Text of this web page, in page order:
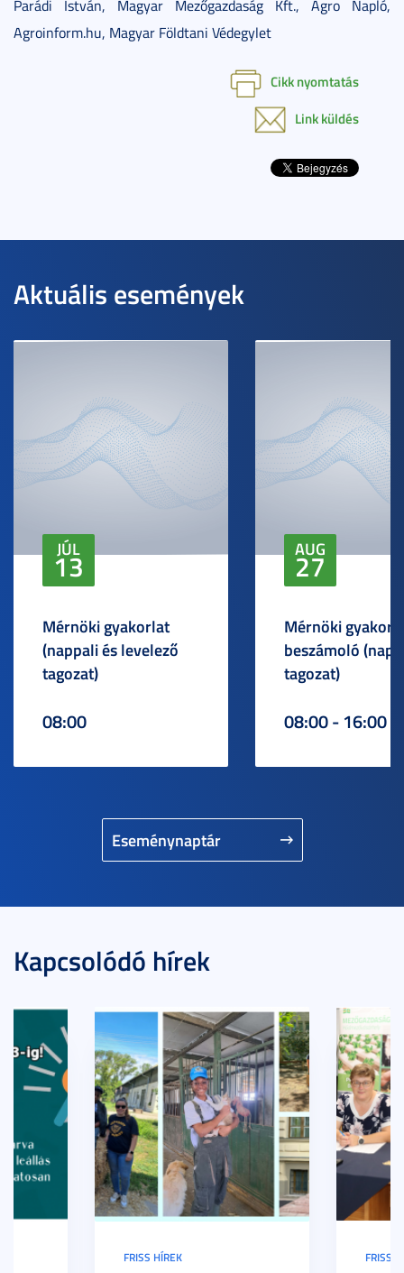
Parádi István, Magyar Mezőgazdaság Kft., Agro Napló,
Agroinform.hu, Magyar Földtani Védegylet
Cikk nyomtatás
Link küldés
Aktuális események
Eseménynaptár
JÚL
13
Mérnöki gyakorlat
(nappali és levelező
tagozat)
08:00
AUG
27
Mérnöki
beszámoló
tagozat)
08:00 - 16:00
Kapcsolódó hírek
FRISS HÍREK FRISS